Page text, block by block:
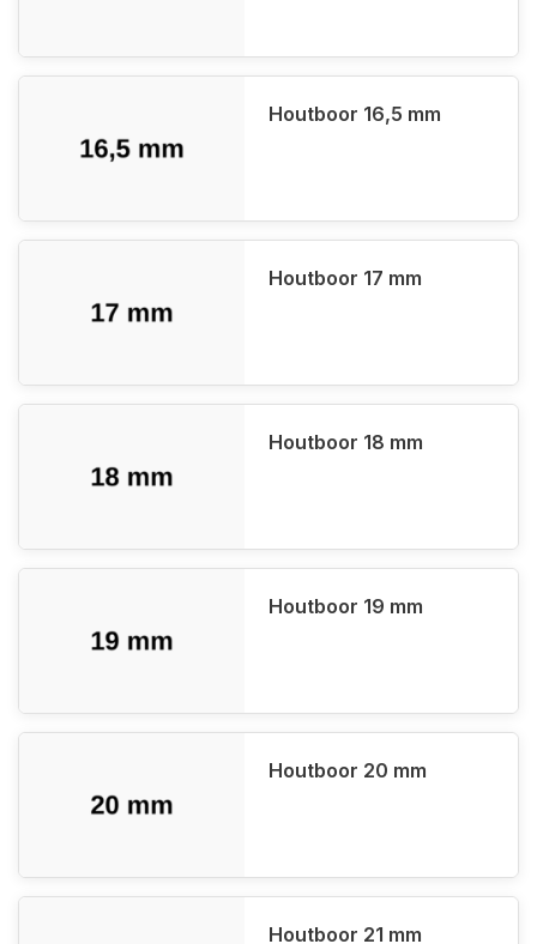
Houtboor 16,5 mm
Houtboor 17 mm
Houtboor 18 mm
Houtboor 19 mm
Houtboor 20 mm
Houtboor 21 mm